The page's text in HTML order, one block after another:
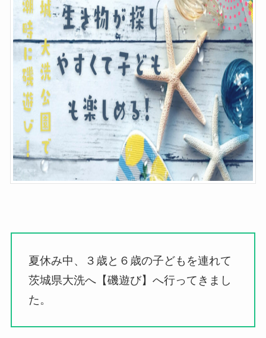
夏休み中、３歳と６歳の子どもを連れて
茨城県大洗へ【磯遊び】へ行ってきまし
た。